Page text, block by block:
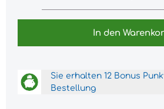
In den
Sie erhalten 12 Bonus
Bestellung